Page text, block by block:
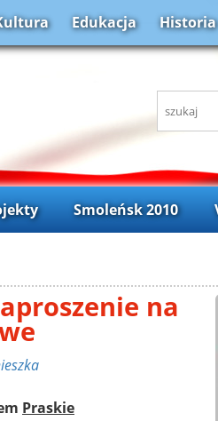
Edukacja Historia
Smoleńsk 2010
na
Praskie